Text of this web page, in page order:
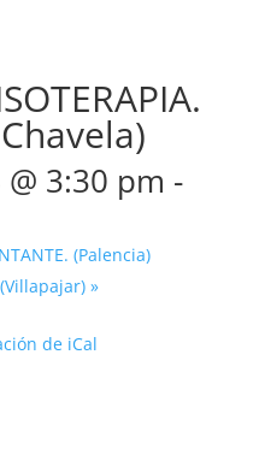
3:30 pm -
(Palencia)
(Villapajar) »
de iCal